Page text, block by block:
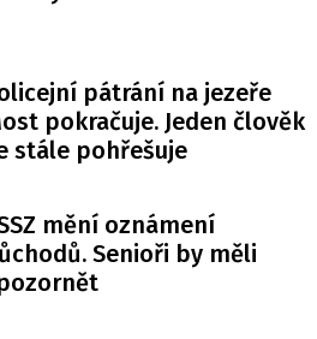
pátrání na jezeře
pokračuje. Jeden člověk
stále pohřešuje
mění oznámení
Senioři by měli